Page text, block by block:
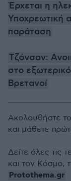
Έρχεται η
Υποχρεωτική
παράταση
Τζόνσον:
στο
Βρετανοί
Ακολουθήστε το
και μάθετε
Δείτε όλες τις
και τον Κόσμο,
Protothema.gr